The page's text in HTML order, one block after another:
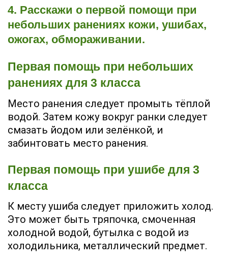
4. Расскажи о пер­вой помощи при
небольших ранениях кожи, ушибах,
ожогах, обмораживании.
Первая помощь при небольших
ранениях для 3 класса
Место ранения следует промыть тёплой
водой. Затем кожу вокруг ранки следует
смазать йодом или зелёнкой, и
забинтовать место ранения.
Первая помощь при ушибе для 3
класса
К месту ушиба следует приложить холод.
Это может быть тряпочка, смоченная
холодной водой, бутылка с водой из
холодильника, металлический предмет.